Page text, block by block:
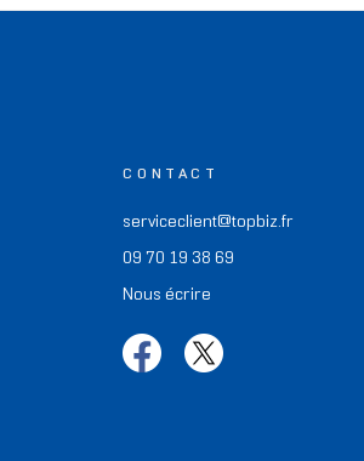
CONTACT
serviceclient@topbiz.fr
09 70 19 38 69
Nous écrire